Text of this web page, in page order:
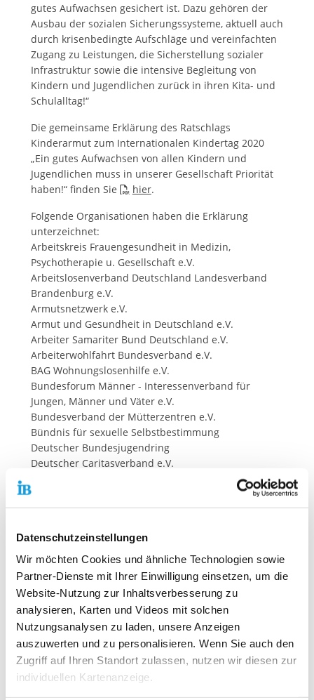
Datenschutzeinstellungen
Wir möchten Cookies und ähnliche Technologien sowie
Partner-Dienste mit Ihrer Einwilligung einsetzen, um die
Website-Nutzung zur Inhaltsverbesserung zu
analysieren, Karten und Videos mit solchen
Nutzungsanalysen zu laden, unsere Anzeigen
auszuwerten und zu personalisieren. Wenn Sie auch den
Zugriff auf Ihren Standort zulassen, nutzen wir diesen zur
individuellen Kartenanzeige.
gutes Aufwachsen gesichert ist. Dazu gehören der
Ausbau der sozialen Sicherungssysteme, aktuell auch
durch krisenbedingte Aufschläge und vereinfachten
Zugang zu Leistungen, die Sicherstellung sozialer
Infrastruktur sowie die intensive Begleitung von
Kindern und Jugendlichen zurück in ihren Kita- und
Schulalltag!“
Die gemeinsame Erklärung des Ratschlags
Kinderarmut zum Internationalen Kindertag 2020
„Ein gutes Aufwachsen von allen Kindern und
Jugendlichen muss in unserer Gesellschaft Priorität
haben!“ finden Sie
hier.
Folgende Organisationen haben die Erklärung
unterzeichnet:
Arbeitskreis Frauengesundheit in Medizin,
Psychotherapie u. Gesellschaft e.V.
Arbeitslosenverband Deutschland Landesverband
Brandenburg e.V.
Armutsnetzwerk e.V.
Armut und Gesundheit in Deutschland e.V.
Arbeiter Samariter Bund Deutschland e.V.
Arbeiterwohlfahrt Bundesverband e.V.
BAG Wohnungslosenhilfe e.V.
Bundesforum Männer - Interessenverband für
Jungen, Männer und Väter e.V.
Bundesverband der Mütterzentren e.V.
Bündnis für sexuelle Selbstbestimmung
Deutscher Bundesjugendring
Deutscher Caritasverband e.V.
Der Kinderschutzbund e.V.
Der Kinderschutzbund LV Rheinland-Pfalz e.V.
Gesamtverband e. V.
Deutscher Gewerkschaftsbund
DGSF - Deutsche Gesellschaft f. Systemische
Therapie, Beratung u. Familientherapie e.V.
Diakonie Deutschland Evangelisches Werk für
Diakonie und Entwicklung e.V.
Diakonie Hessen - Diakonisches Werk in Hessen und
Nassau und Kurhessen-Waldeck e.V.
Diakonisches Werk Evangelischer Kirchen in
Mitteldeutschland e. V.
Diakonisches Werk der Evangelischen Kirche der